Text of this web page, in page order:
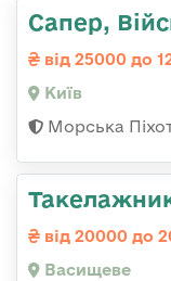
Сапер,
від 25000 до
Київ
Морська
від 20000 до
Васищеве